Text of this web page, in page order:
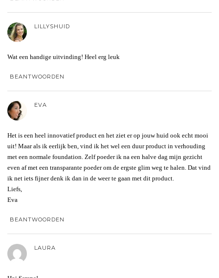
LILLYSHUID
Wat een handige uitvinding! Heel erg leuk
BEANTWOORDEN
EVA
Het is een heel innovatief product en het ziet er op jouw huid ook echt mooi
uit! Maar als ik eerlijk ben, vind ik het wel een duur product in verhouding
met een normale foundation. Zelf poeder ik na een halve dag mijn gezicht
even af met een transparante poeder om de ergste glim weg te halen. Dat vind
ik net iets fijner denk ik dan in de weer te gaan met dit product.
Liefs,
Eva
BEANTWOORDEN
LAURA